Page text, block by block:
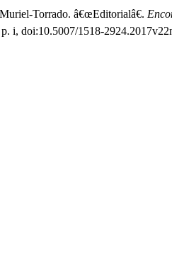
Torrado. â€œEditorialâ€.
i, doi:10.5007/1518-